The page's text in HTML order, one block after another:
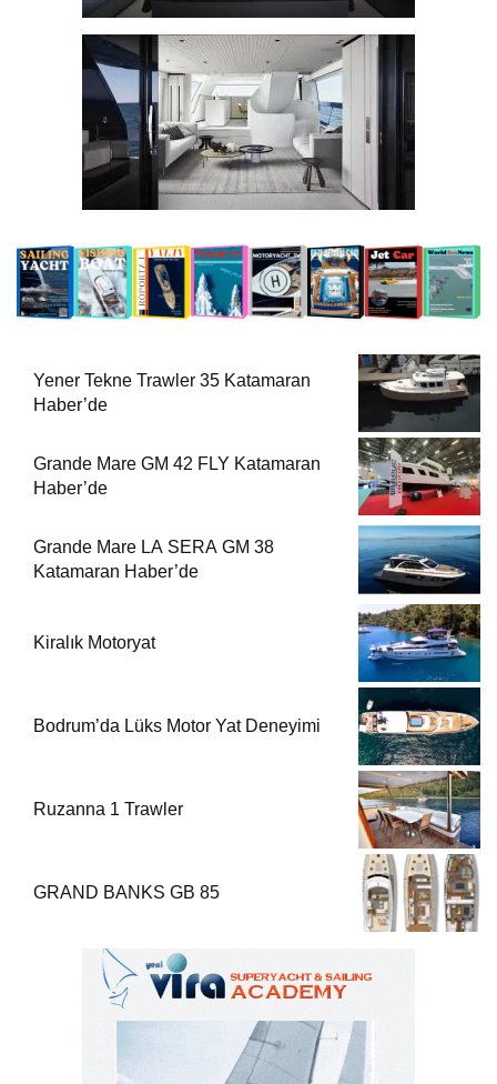
Yener Tekne Trawler 35 Katamaran
Haber’de
Grande Mare GM 42 FLY Katamaran
Haber’de
Grande Mare LA SERA GM 38
Katamaran Haber’de
Kiralık Motoryat
Bodrum’da Lüks Motor Yat Deneyimi
Ruzanna 1 Trawler
GRAND BANKS GB 85